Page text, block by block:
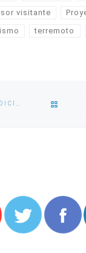
visitante
terremoto